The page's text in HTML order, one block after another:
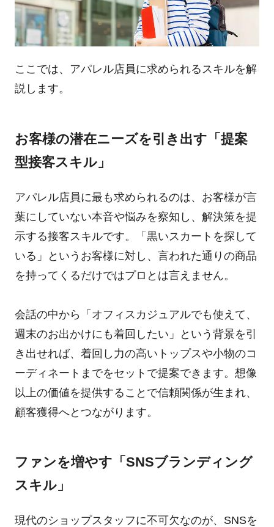
ここでは、アパレル店員に求められるスキルを解
説します。
お客様の潜在ニーズを引き出す「提案
型接客スキル」
アパレル店員に最も求められるのは、お客様が言
葉にしていない本音や悩みを察知し、解決策を提
示する接客スキルです。「黒いスカートを探して
いる」というお客様に対し、言われた通りの商品
を持ってくるだけではプロとは言えません。
会話の中から「オフィスカジュアルでも使えて、
週末のお出かけにも着回したい」という背景を引
き出せれば、着回し力の高いトップスや小物のコ
ーディネートまでをセットで提案できます。想像
以上の価値を提供することで信頼関係が生まれ、
顧客獲得へとつながります。
ファンを増やす「SNSブランディング
スキル」
現代のショップスタッフに不可欠なのが、SNSを